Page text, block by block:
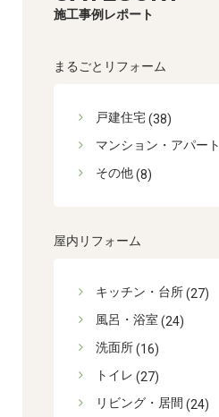
施工事例レポート
まるごとリフォーム
戸建住宅(38)
マンション・アパート
その他(8)
屋内リフォーム
キッチン・台所(27)
風呂・浴室 (24)
洗面所(16)
トイレ (27)
リビング・居間 (24)